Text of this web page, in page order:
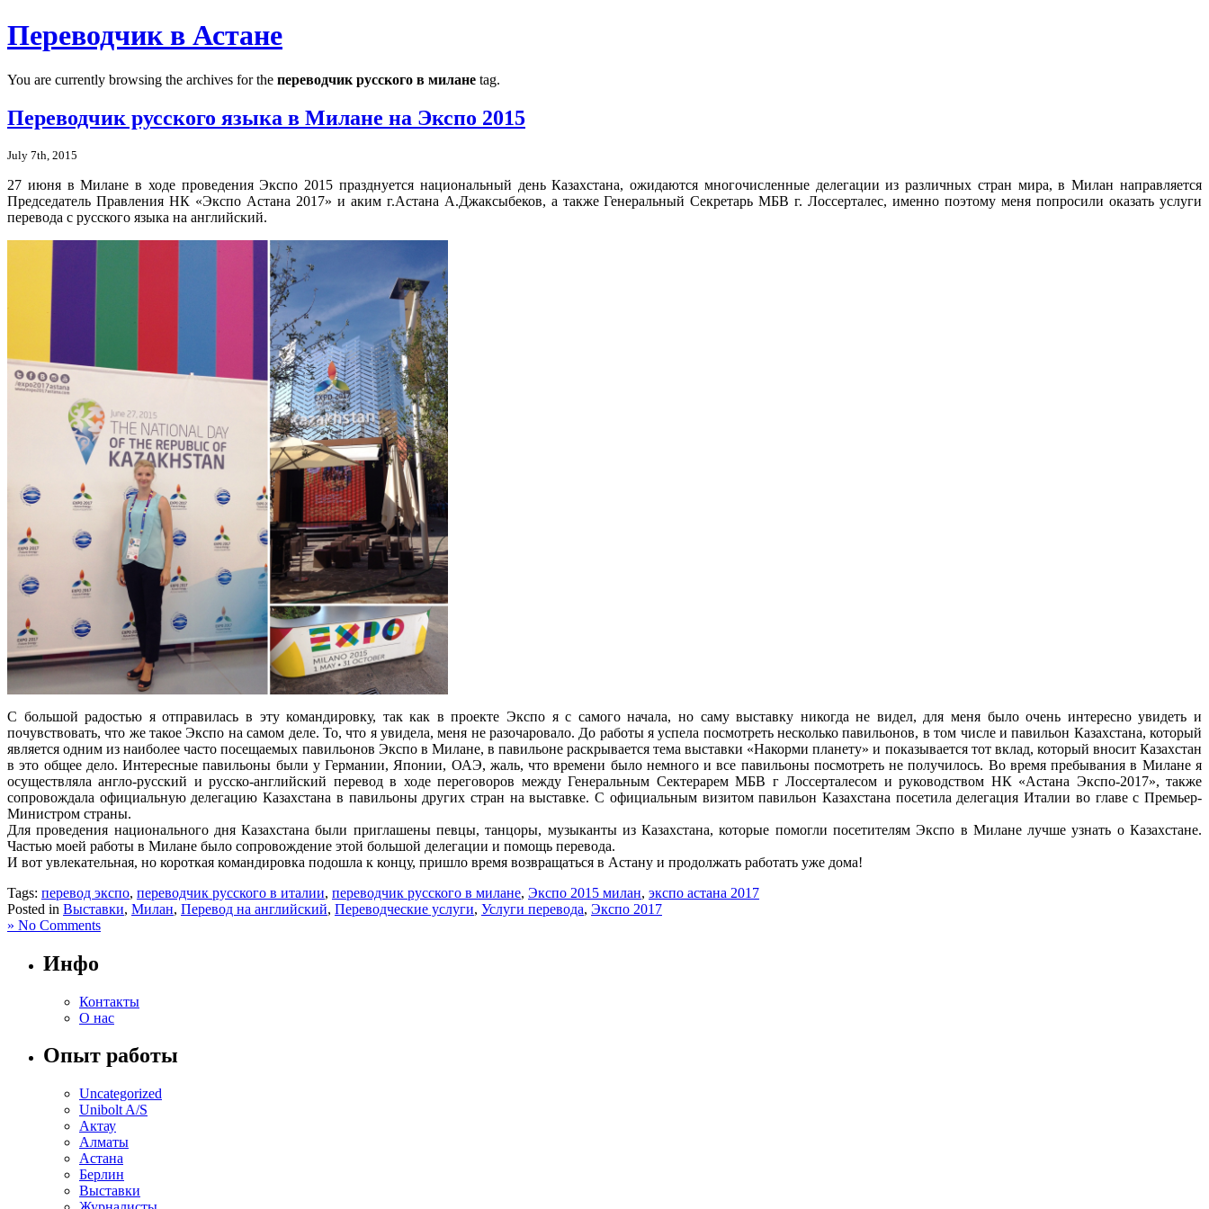
Переводчик в Астане
You are currently browsing the archives for the переводчик русского в милане tag.
Переводчик русского языка в Милане на Экспо 2015
July 7th, 2015
27 июня в Милане в ходе проведения Экспо 2015 празднуется национальный день Казахстана, ожидаются многочисленные делегации из различных стран мира, в Милан направляется
Председатель Правления НК «Экспо Астана 2017» и аким г.Астана А.Джаксыбеков, а также Генеральный Секретарь МБВ г. Лоссерталес, именно поэтому меня попросили оказать услуги
перевода с русского языка на английский.
С большой радостью я отправилась в эту командировку, так как в проекте Экспо я с самого начала, но саму выставку никогда не видел, для меня было очень интересно увидеть и
почувствовать, что же такое Экспо на самом деле. То, что я увидела, меня не разочаровало. До работы я успела посмотреть несколько павильонов, в том числе и павильон Казахстана, который
является одним из наиболее часто посещаемых павильонов Экспо в Милане, в павильоне раскрывается тема выставки «Накорми планету» и показывается тот вклад, который вносит Казахстан
в это общее дело. Интересные павильоны были у Германии, Японии, ОАЭ, жаль, что времени было немного и все павильоны посмотреть не получилось. Во время пребывания в Милане я
осуществляла англо-русский и русско-английский перевод в ходе переговоров между Генеральным Сектерарем МБВ г Лоссерталесом и руководством НК «Астана Экспо-2017», также
сопровождала официальную делегацию Казахстана в павильоны других стран на выставке. С официальным визитом павильон Казахстана посетила делегация Италии во главе с Премьер-
Министром страны.
Для проведения национального дня Казахстана были приглашены певцы, танцоры, музыканты из Казахстана, которые помогли посетителям Экспо в Милане лучше узнать о Казахстане.
Частью моей работы в Милане было сопровождение этой большой делегации и помощь перевода.
И вот увлекательная, но короткая командировка подошла к концу, пришло время возвращаться в Астану и продолжать работать уже дома!
Tags: перевод экспо, переводчик русского в италии, переводчик русского в милане, Экспо 2015 милан, экспо астана 2017
Posted in Выставки, Милан, Перевод на английский, Переводческие услуги, Услуги перевода, Экспо 2017
» No Comments
Инфо
Контакты
О нас
Опыт работы
Uncategorized
Unibolt A/S
Актау
Алматы
Астана
Берлин
Выставки